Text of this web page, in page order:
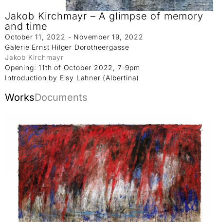
Jakob Kirchmayr – A glimpse of memory
and time
October 11, 2022 - November 19, 2022
Galerie Ernst Hilger Dorotheergasse
Jakob Kirchmayr
Opening: 11th of October 2022, 7-9pm
Introduction by Elsy Lahner (Albertina)
WorksDocuments